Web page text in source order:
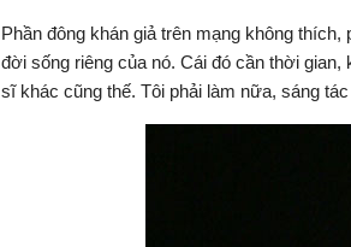
Phần đông khán giả trên mạng không
đời sống riêng của nó. Cái đó cần thời
sĩ khác cũng thế. Tôi phải làm nữa, sáng